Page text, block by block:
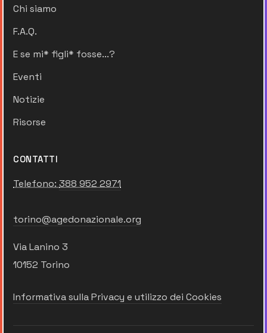
Chi siamo
F.A.Q.
E se mi* figli* fosse...?
Eventi
Notizie
Risorse
CONTATTI
Telefono: 388 952 2971
torino@agedonazionale.org
Via Lanino 3
10152 Torino
Informativa sulla Privacy e utilizzo dei Cookies